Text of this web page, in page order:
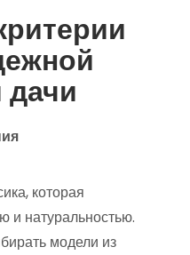
которая
и натуральностью.
модели из